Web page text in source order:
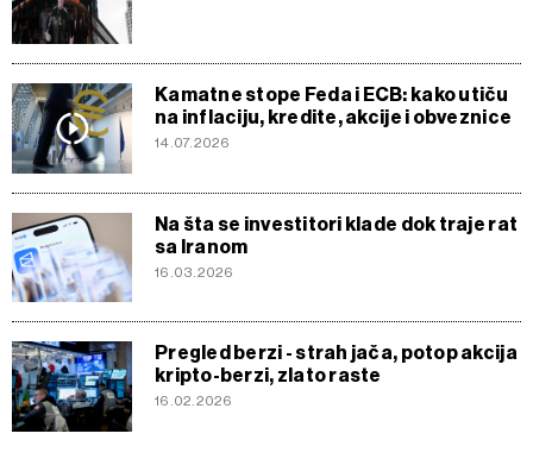
Kamatne stope Feda i ECB: kako utiču
na inflaciju, kredite, akcije i obveznice
14.07.2026
Na šta se investitori klade dok traje rat
sa Iranom
16.03.2026
Pregled berzi - strah jača, potop akcija
kripto-berzi, zlato raste
16.02.2026